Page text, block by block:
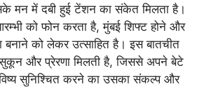
मन में दबी हुई टेंशन का संकेत मिलता है।
को फोन करता है, मुंबई शिफ्ट होने और
को लेकर उत्साहित है। इस बातचीत
और प्रेरणा मिलती है, जिससे अपने बेटे
सुनिश्चित करने का उसका संकल्प और